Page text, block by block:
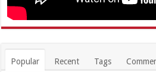
Popular Recent Tags